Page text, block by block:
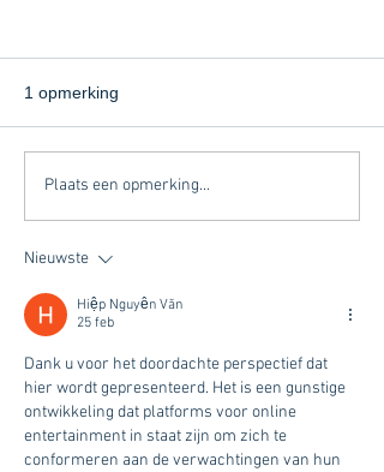
1 opmerking
Plaats een opmerking...
Nieuwste
Hiệp Nguyễn Văn
25 feb
Dank u voor het doordachte perspectief dat
hier wordt gepresenteerd. Het is een gunstige
ontwikkeling dat platforms voor online
entertainment in staat zijn om zich te
conformeren aan de verwachtingen van hun